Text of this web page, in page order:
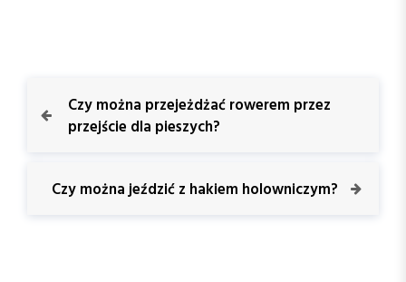
P
r
e
o
Czy można przejeżdżać rowerem przez
przejście dla pieszych?
Czy można jeździć z hakiem holowniczym?